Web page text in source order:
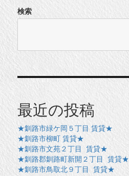
検索
最近の投稿
★釧路市緑ケ岡５丁目 賃貸★
★釧路市柳町 賃貸★
★釧路市文苑２丁目 賃貸★
★釧路郡釧路町新開２丁目 賃貸★
★釧路市鳥取北９丁目 賃貸★